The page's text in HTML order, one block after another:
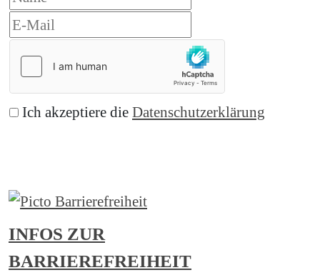
Ich akzeptiere die Datenschutzerklärung
INFOS ZUR
BARRIEREFREIHEIT